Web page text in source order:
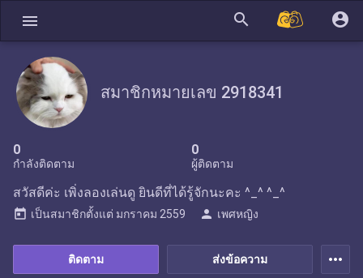
menu search account_circle
สมาชิกหมายเลข 2918341
0
กำลังติดตาม
0
ผู้ติดตาม
ส่งข้อความ
ติดตาม
สวัสดีค่ะ เพิ่งลองเล่นดู ยินดีที่ได้รู้จักนะคะ ^_^ ^_^
today เป็นสมาชิกตั้งแต่ มกราคม 2559 person เพศหญิง
more_horiz